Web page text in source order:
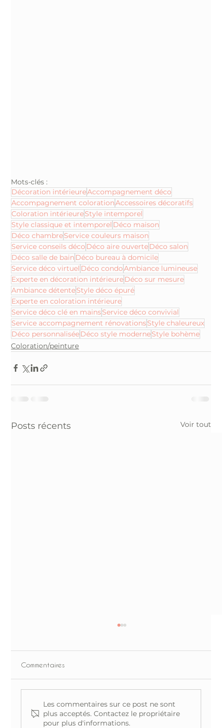
Mots-clés :
Décoration intérieureAccompagnement déco
Accompagnement colorationAccessoires décoratifs
Coloration intérieureStyle intemporel
Style classique et intemporel Déco maison
Déco chambreService couleurs maison
Service conseils déco Déco aire ouverteDéco salon
Déco salle de bain Déco bureau à domicile
Service déco virtuel Déco condoAmbiance lumineuse
Experte en décoration intérieureDéco sur mesure
Ambiance détenteStyle déco épuré
Experte en coloration intérieure
Service déco clé en mainsService déco convivial
Service accompagnement rénovationsStyle chaleureux
Déco personnaliséeDéco style moderneStyle bohème
Coloration/peinture
Posts récents Voir tout
Commentaires
Les commentaires sur ce post ne sont
plus acceptés. Contactez le propriétaire
pour plus d'informations.